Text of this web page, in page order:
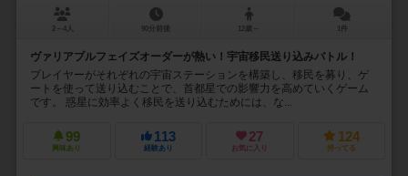
2～4人 90分前後 12歳～ 1件
ヴァリアブルフェイズオーダーが熱い！宇宙移民送り込みバトル！
プレイヤーがそれぞれの宇宙ステーションを構築し、移民を募り、ゲ
ートを使って送り込むことで、首都星での影響力を高めていくゲーム
です。 惑星に効率よく移民を送り込むためには、な...
99
興味あり
113
経験あり
27
お気に入り
124
持ってる